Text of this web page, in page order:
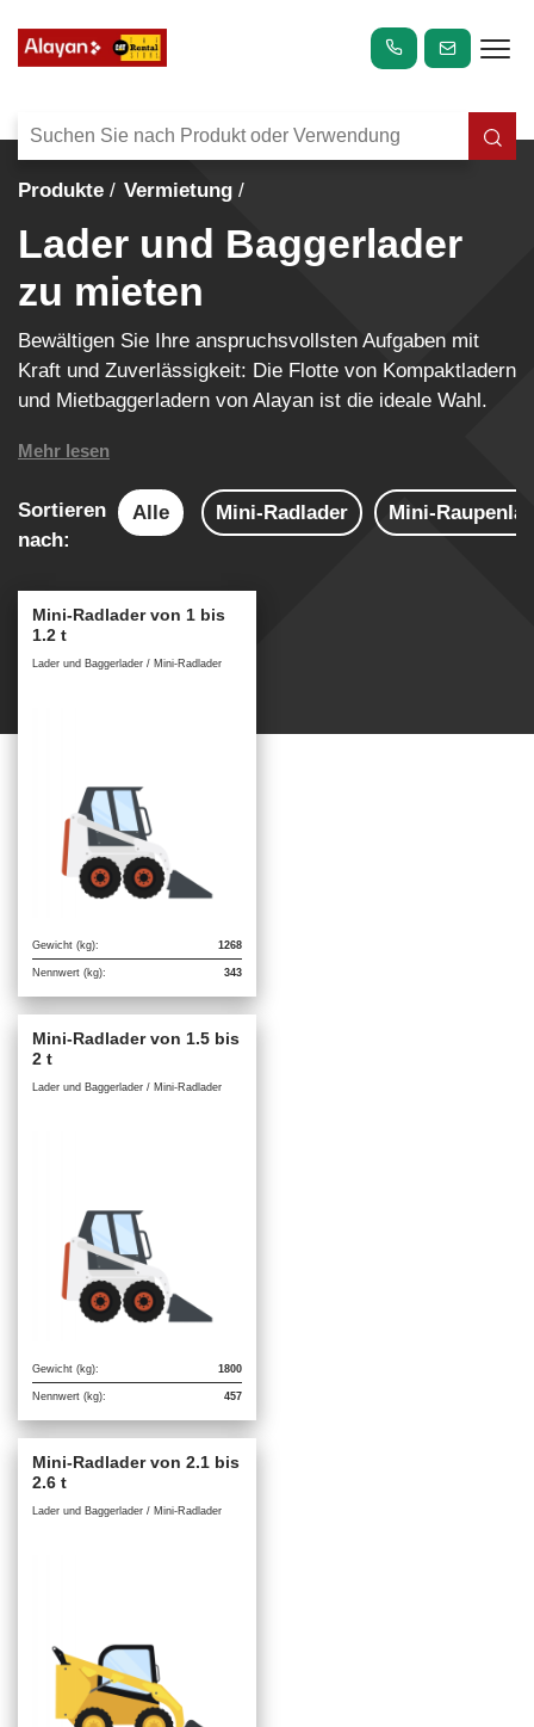
Produkte Vermietung
Lader und Baggerlader
zu mieten
Bewältigen Sie Ihre anspruchsvollsten Aufgaben mit
Kraft und Zuverlässigkeit: Die Flotte von Kompaktladern
und Mietbaggerladern von Alayan ist die ideale Wahl.
Mehr lesen
Sortieren
nach:
Alle Mini-Radlader Mini-
Mini-Radlader von 1 bis
1.2 t
Lader und Baggerlader / Mini-Radlader
Gewicht (kg): 1268
Nennwert (kg): 343
Mini-Radlader von 1.5 bis
2 t
Lader und Baggerlader / Mini-Radlader
Gewicht (kg): 1800
Nennwert (kg): 457
Mini-Radlader von 2.1 bis
2.6 t
Lader und Baggerlader / Mini-Radlader